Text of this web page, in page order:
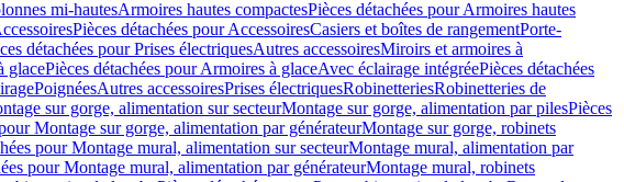
mi-hautesArmoires hautes compactesPièces détachées pour Armoires hautes
Pièces détachées pour AccessoiresCasiers et boîtes de rangementPorte-
détachées pour Prises électriquesAutres accessoiresMiroirs et armoires à
glacePièces détachées pour Armoires à glaceAvec éclairage intégréePièces détachées
PoignéesAutres accessoiresPrises électriquesRobinetteriesRobinetteries de
sur gorge, alimentation sur secteurMontage sur gorge, alimentation par pilesPièces
Montage sur gorge, alimentation par générateurMontage sur gorge, robinets
pour Montage mural, alimentation sur secteurMontage mural, alimentation par
pour Montage mural, alimentation par générateurMontage mural, robinets